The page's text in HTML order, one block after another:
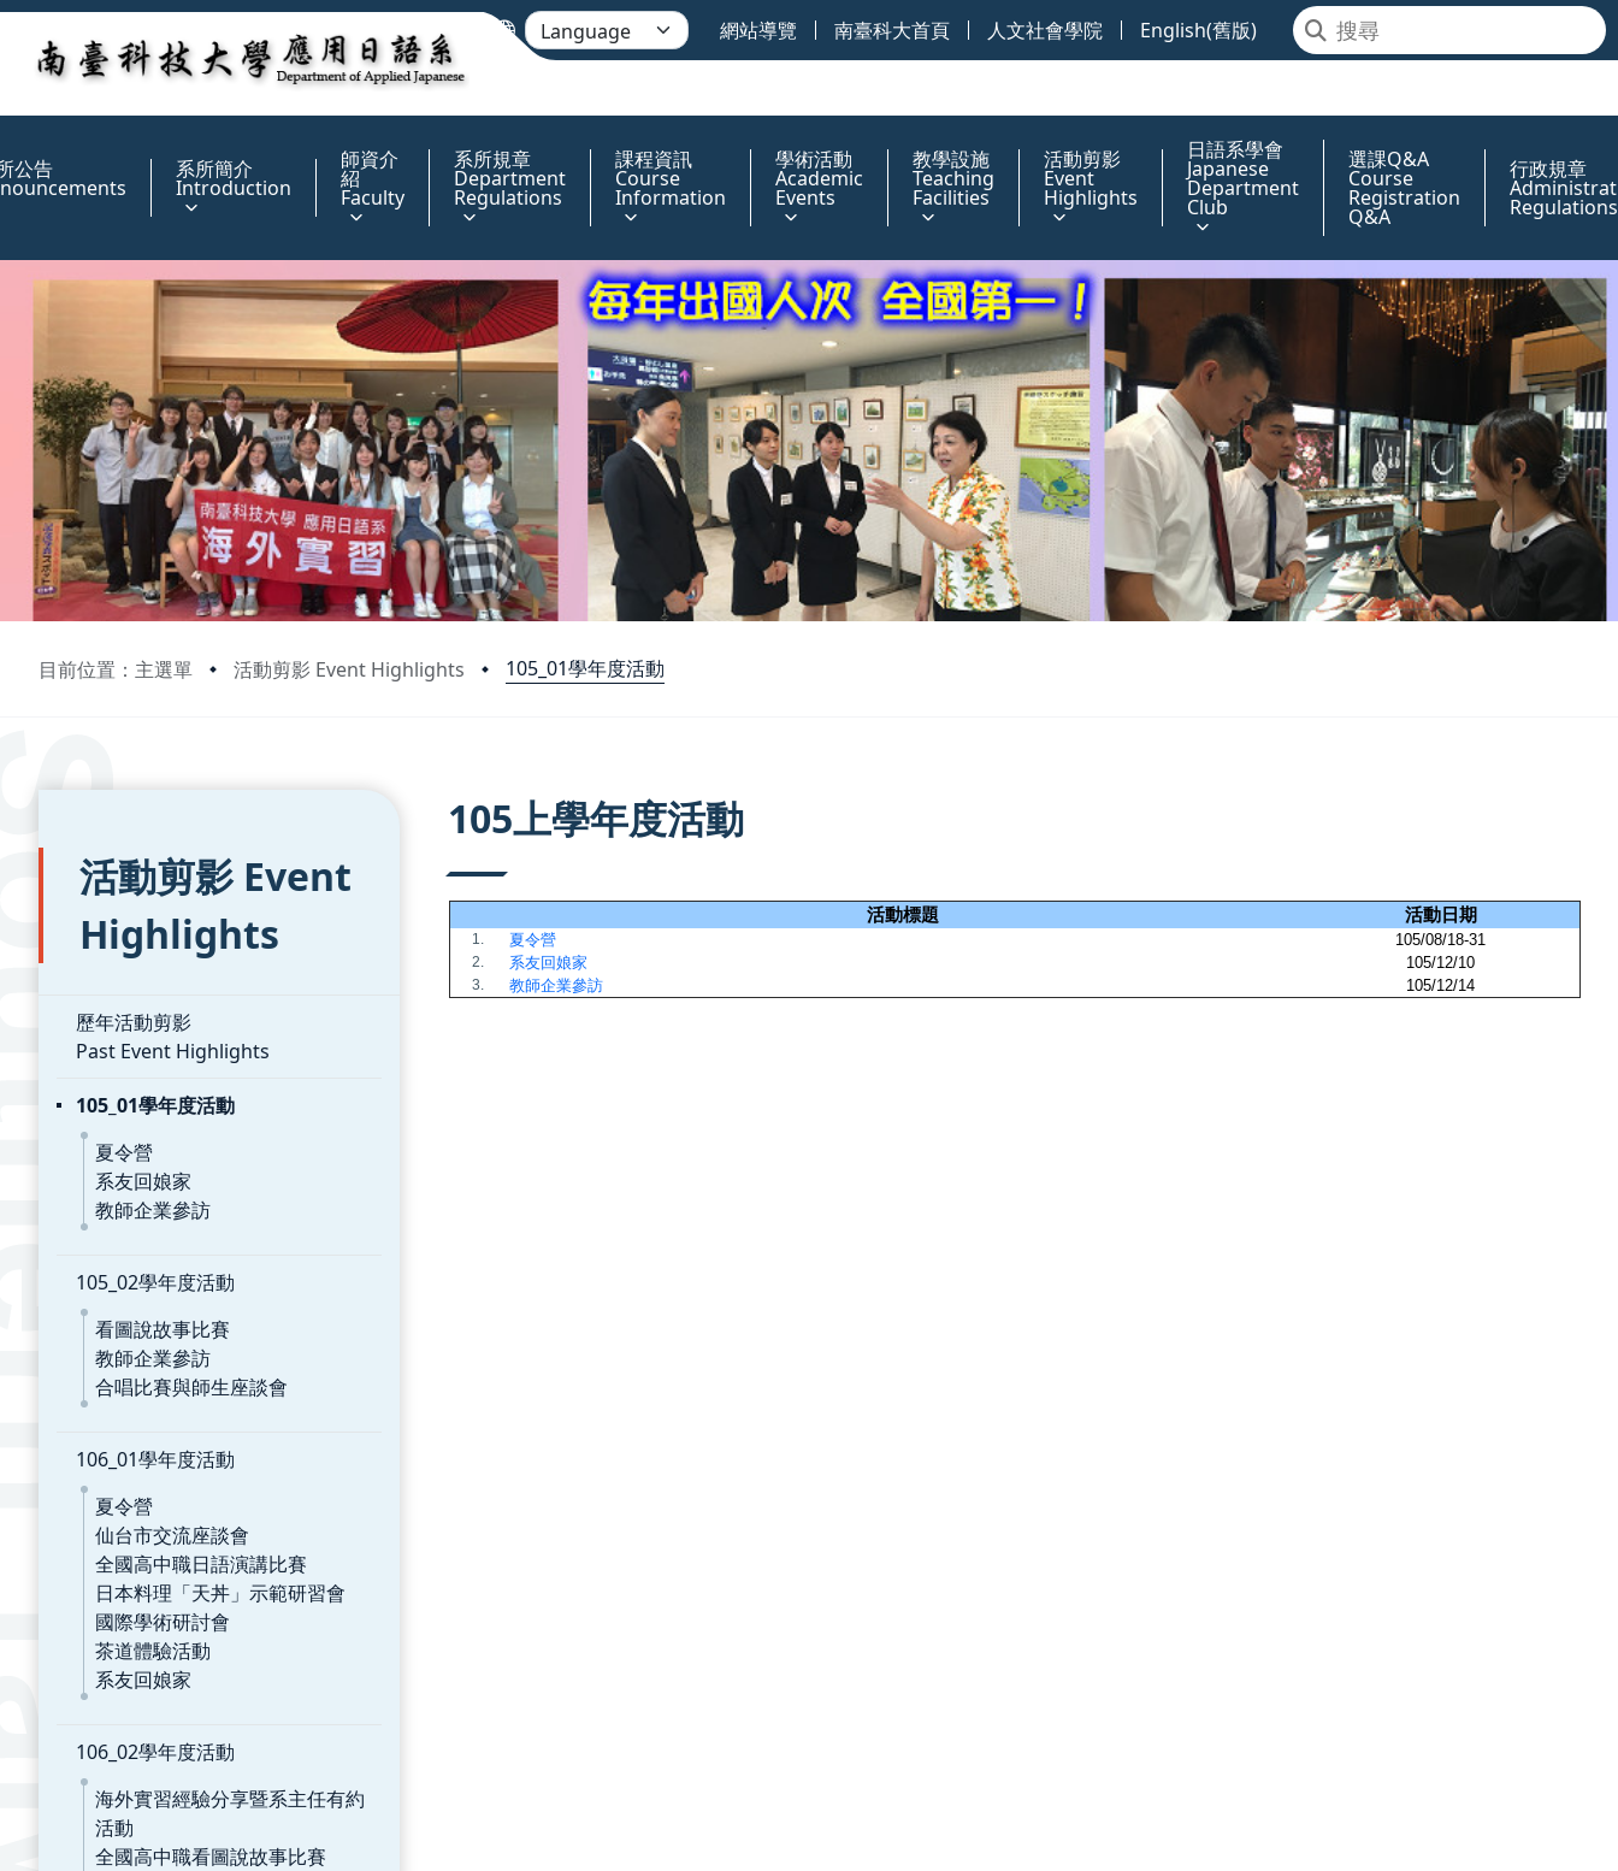
網站導覽 南臺科大首頁 人文社會學院 English(舊版)
公告 系所簡介
Introduction
師資介
紹
Faculty
系所規章
Department
Regulations
課程資訊
Course
Information
學術活動
Academic
Events
教學設施
Teaching
Facilities
活動剪影
Event
Highlights
日語系學會
Japanese
Department
Club
選課Q&A
Course
Registration
Q&A
行政規章
Regulations
目前位置：主選單 活動剪影 Event Highlights 105_01學年度活動
:::
活動剪影 Event
Highlights
歷年活動剪影
Past Event Highlights
105_01學年度活動
夏令營
系友回娘家
教師企業參訪
105_02學年度活動
看圖說故事比賽
教師企業參訪
合唱比賽與師生座談會
106_01學年度活動
夏令營
仙台市交流座談會
全國高中職日語演講比賽
日本料理「天丼」示範研習會
國際學術研討會
茶道體驗活動
系友回娘家
106_02學年度活動
海外實習經驗分享暨系主任有約
活動
全國高中職看圖說故事比賽
105上學年度活動
活動標題 活動日期
1. 夏令營 105/08/18-31
2. 系友回娘家 105/12/10
3. 教師企業參訪 105/12/14